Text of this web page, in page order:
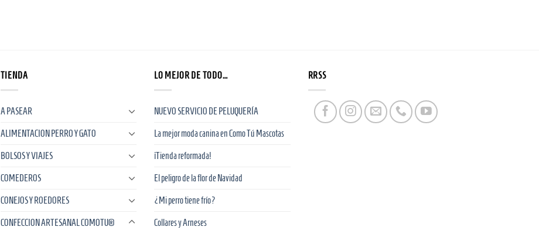
TIENDA
A PASEAR
ALIMENTACION PERRO Y GATO
BOLSOS Y VIAJES
COMEDEROS
CONEJOS Y ROEDORES
CONFECCION ARTESANAL COMOTU®
LO MEJOR DE TODO…
NUEVO SERVICIO DE PELUQUERÍA
La mejor moda canina en Como Tú Mascotas
¡Tienda reformada!
El peligro de la flor de Navidad
¿Mi perro tiene frío?
Collares y Arneses
RRSS